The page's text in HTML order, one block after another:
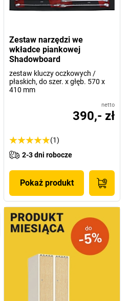
Zestaw narzędzi we
wkładce piankowej
Shadowboard
zestaw kluczy oczkowych /
płaskich, do szer. x głęb. 570 x
410 mm
netto
390,- zł
(1)
2-3 dni robocze
Pokaż produkt